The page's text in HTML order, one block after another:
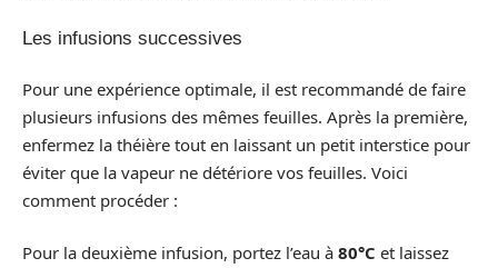
Les infusions successives
Pour une expérience optimale, il est recommandé de faire
plusieurs infusions des mêmes feuilles. Après la première,
enfermez la théière tout en laissant un petit interstice pour
éviter que la vapeur ne détériore vos feuilles. Voici
comment procéder :
Pour la deuxième infusion, portez l’eau à 80°C et laissez